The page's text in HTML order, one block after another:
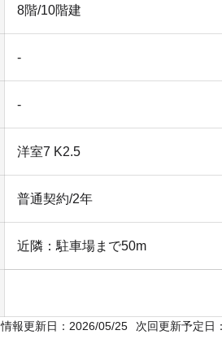
8階/10階建
-
-
洋室7 K2.5
普通契約/2年
近隣：駐車場まで50m
情報更新日：2026/05/25 次回更新予定日